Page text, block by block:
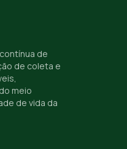
de
de coleta e
meio
de vida da